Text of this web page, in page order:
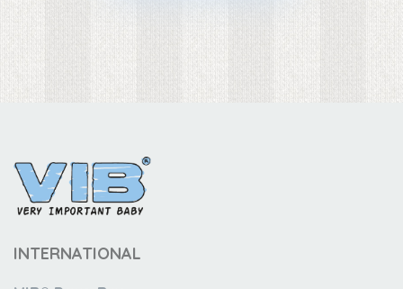
INTERNATIONAL